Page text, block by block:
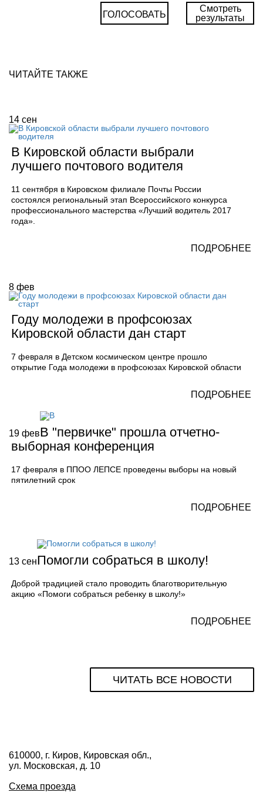
ГОЛОСОВАТЬ
Смотреть
результаты
ЧИТАЙТЕ ТАКЖЕ
14 сен
В Кировской области выбрали
лучшего почтового водителя
11 сентября в Кировском филиале Почты России
состоялся региональный этап Всероссийского конкурса
профессионального мастерства «Лучший водитель 2017
года».
ПОДРОБНЕЕ
8 фев
Году молодежи в профсоюзах
Кировской области дан старт
7 февраля в Детском космическом центре прошло
открытие Года молодежи в профсоюзах Кировской области
ПОДРОБНЕЕ
19 февВ "первичке" прошла отчетно-
выборная конференция
17 февраля в ППОО ЛЕПСЕ проведены выборы на новый
пятилетний срок
ПОДРОБНЕЕ
13 сенПомогли собраться в школу!
Доброй традицией стало проводить благотворительную
акцию «Помоги собраться ребенку в школу!»
ПОДРОБНЕЕ
ЧИТАТЬ ВСЕ НОВОСТИ
610000, г. Киров, Кировская обл.,
ул. Московская, д. 10
Схема проезда